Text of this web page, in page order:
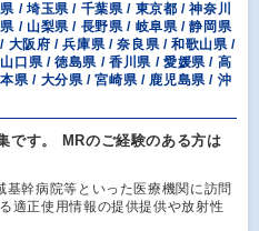
/ 埼玉県 / 千葉県 / 東京都 / 神奈川
/ 山梨県 / 長野県 / 岐阜県 / 静岡県
大阪府 / 兵庫県 / 奈良県 / 和歌山県 /
口県 / 徳島県 / 香川県 / 愛媛県 / 高
県 / 大分県 / 宮崎県 / 鹿児島県 / 沖
です。 MRのご経験のある方は
基幹病院等といった医療機関に訪問
適正使用情報の提供提供や放射性